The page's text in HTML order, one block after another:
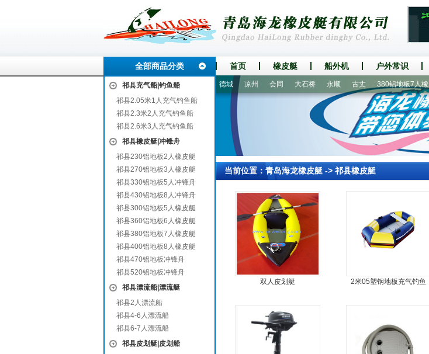
全部商品分类 首页 橡皮艇 船外机 户外常识
祁县充气船|钓鱼船
祁县2.05米1人充气钓鱼船
祁县2.3米2人充气钓鱼船
祁县2.6米3人充气钓鱼船
祁县橡皮艇|冲锋舟
祁县230铝地板2人橡皮艇
祁县270铝地板3人橡皮艇
祁县330铝地板5人冲锋舟
祁县430铝地板8人冲锋舟
祁县300铝地板5人橡皮艇
祁县360铝地板6人橡皮艇
祁县380铝地板7人橡皮艇
祁县400铝地板8人橡皮艇
祁县470铝地板冲锋舟
祁县520铝地板冲锋舟
祁县漂流船|漂流艇
祁县2人漂流船
祁县4-6人漂流船
祁县6-7人漂流船
祁县皮划艇|皮划船
盐津 庐江 官渡 武冈 凉州 会同 大石桥 永顺 古丈 380铝地板7人橡皮艇
当前位置： 青岛海龙橡皮艇-> 祁县橡皮艇
双人皮划艇
2米05塑钢地板充气钓鱼